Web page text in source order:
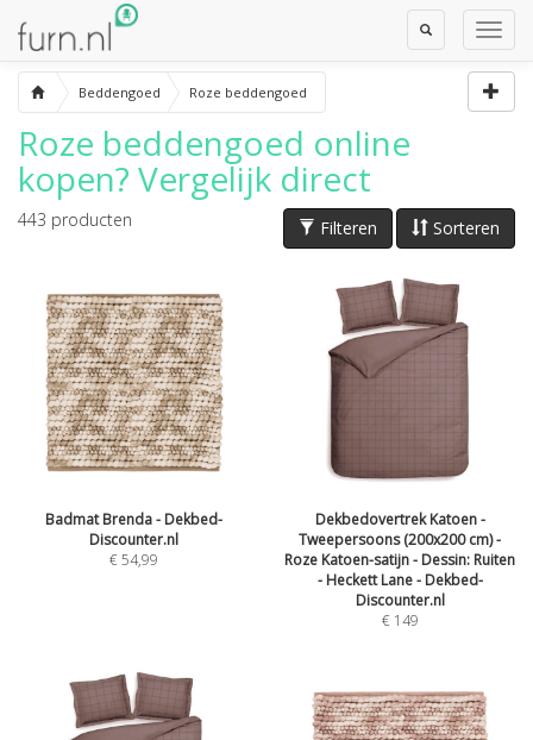
Toggle
Search
Beddengoed Roze beddengoed
Roze beddengoed online
kopen? Vergelijk direct
Sorteren
Filteren
443 producten
Badmat Brenda - Dekbed-
Discounter.nl
€54,99
Dekbedovertrek Katoen -
Tweepersoons (200x200 cm) -
Roze Katoen-satijn - Dessin: Ruiten
- Heckett Lane - Dekbed-
Discounter.nl
€ 149